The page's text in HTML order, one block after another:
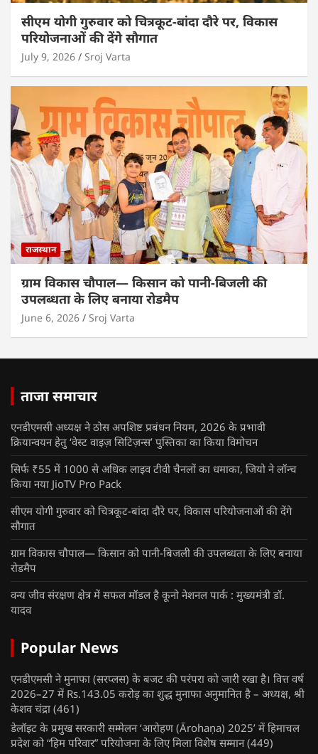
सीएम योगी गुरुवार को चित्रकूट-बांदा दौरे पर, विकास
परियोजनाओं की देंगे सौगात
July 9, 2026 Sroj Varta
राजस्थान
ग्राम विकास चौपाल— किसान को पानी-बिजली की
उपलब्धता के लिए बनाया रोडमैप
June 6, 2026 Sroj Varta
ताजा समाचार
एनडीएमसी अध्यक्ष ने ठोस अपशिष्ट प्रबंधन नियम, 2026 के प्रभावी
क्रियान्वयन हेतु ‘वेस्ट वाइज़ सिटिज़न्स’ पुस्तिका का किया विमोचन
सिर्फ ₹55 में 1000 से अधिक लाइव टीवी चैनलों का धमाका, जियो ने लॉन्च
किया नया JioTV Pro Pack
सीएम योगी गुरुवार को चित्रकूट-बांदा दौरे पर, विकास परियोजनाओं की देंगे
सौगात
ग्राम विकास चौपाल— किसान को पानी-बिजली की उपलब्धता के लिए बनाया
रोडमैप
वन्य जीव संरक्षण क्षेत्र में सफल मॉडल है कूनो नेशनल पार्क : मुख्यमंत्री डॉ.
यादव
Popular News
एनडीएमसी ने मुनाफा (सरप्लस) के बजट की परंपरा को जारी रखा है। वित्त वर्ष
2026–27 में Rs.143.05 करोड़ का शुद्ध मुनाफा अनुमानित है – अध्यक्ष, श्री
केशव चंद्रा (461)
डेलॉइट के प्रमुख सरकारी सम्मेलन ‘आरोहण (Ārohaṇa) 2025’ में हिमाचल
प्रदेश को “हिम परिवार” परियोजना के लिए मिला विशेष सम्मान (449)